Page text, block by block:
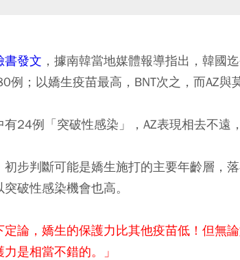
書發文 ，據南韓當地媒體報導指出，韓國
例；以嬌生疫苗最高，BNT次之，而AZ與
24例「突破性感染」，AZ表現相去不遠
步判斷可能是嬌生施打的主要年齡層，
破性感染機會也高。
定論，嬌生的保護力比其他疫苗低！但無
是相當不錯的。」